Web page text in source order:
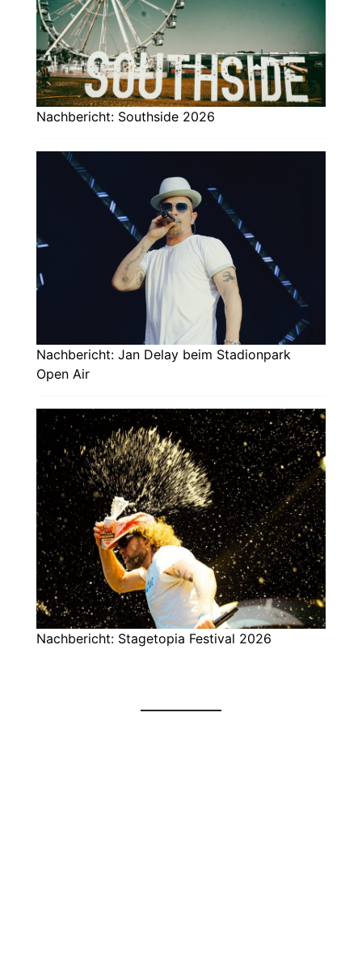
Nachbericht: Southside 2026
Nachbericht: Jan Delay beim Stadionpark
Open Air
Nachbericht: Stagetopia Festival 2026